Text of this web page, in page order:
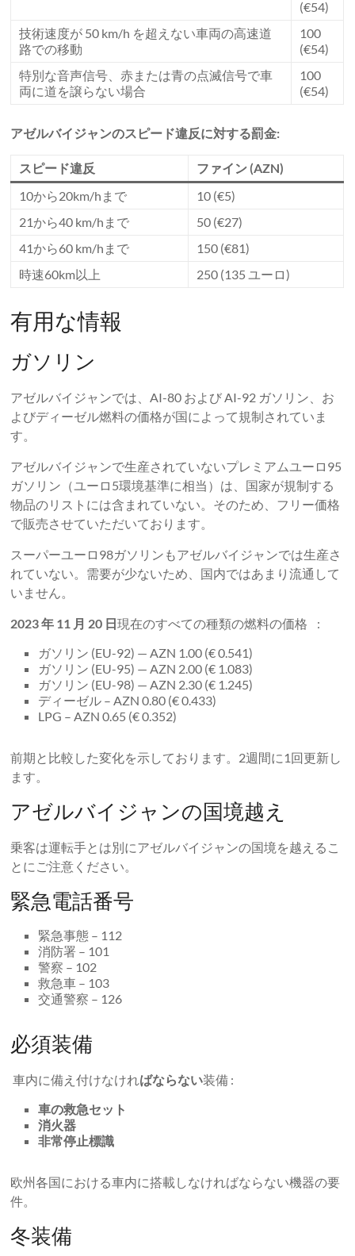
(€54)
技術速度が 50 km/h を超えない車両の高速道
路での移動
100
(€54)
特別な音声信号、赤または青の点滅信号で車
両に道を譲らない場合
100
(€54)
アゼルバイジャンのスピード違反に対する罰金:
スピード違反
ファイン (AZN)
10から20km/hまで
10 (€5)
21から40 km/hまで
50 (€27)
41から60 km/hまで
150 (€81)
時速60km以上
250 (135 ユーロ)
有用な情報
ガソリン
アゼルバイジャンでは、AI-80 および AI-92 ガソリン、お
よびディーゼル燃料の価格が国によって規制されていま
す。
アゼルバイジャンで生産されていないプレミアムユーロ95
ガソリン（ユーロ5環境基準に相当）は、国家が規制する
物品のリストには含まれていない。そのため、フリー価格
で販売させていただいております。
スーパーユーロ98ガソリンもアゼルバイジャンでは生産さ
れていない。需要が少ないため、国内ではあまり流通して
いません。
2023 年 11 月 20 日現在のすべての種類の燃料の価格 :
ガソリン (EU-92) — AZN 1.00 (€ 0.541)
ガソリン (EU-95) — AZN 2.00 (€ 1.083)
ガソリン (EU-98) — AZN 2.30 (€ 1.245)
ディーゼル – AZN 0.80 (€ 0.433)
LPG – AZN 0.65 (€ 0.352)
前期と比較した変化を示しております。2週間に1回更新し
ます。
アゼルバイジャンの国境越え
乗客は運転手とは別にアゼルバイジャンの国境を越えるこ
とにご注意ください。
緊急電話番号
緊急事態 – 112
消防署 – 101
警察 – 102
救急車 – 103
交通警察 – 126
必須装備
車内に備え付けなけれ ばならない装備 :
車の救急セット
消火器
非常停止標識
欧州各国における車内に搭載しなければならない機器の要
件。
冬装備